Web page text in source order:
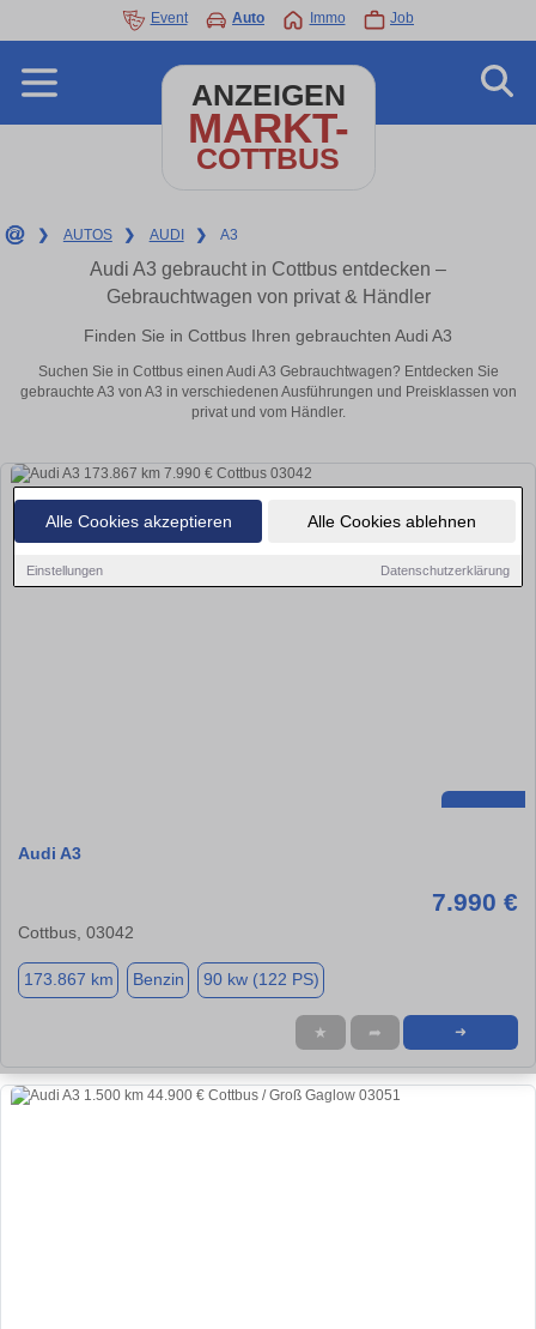
Alle Cookies akzeptieren Alle Cookies ablehnen
Einstellungen Datenschutzerklärung
Event Auto Immo Job
ANZEIGEN
MARKT-
COTTBUS
❯ AUTOS ❯ AUDI ❯ A3
Audi A3 gebraucht in Cottbus entdecken –
Gebrauchtwagen von privat & Händler
Finden Sie in Cottbus Ihren gebrauchten Audi A3
Suchen Sie in Cottbus einen Audi A3 Gebrauchtwagen? Entdecken Sie
gebrauchte A3 von A3 in verschiedenen Ausführungen und Preisklassen von
privat und vom Händler.
Audi A3
7.990 €
Cottbus, 03042
173.867 km Benzin 90 kw (122 PS)
★ ➦ ➜